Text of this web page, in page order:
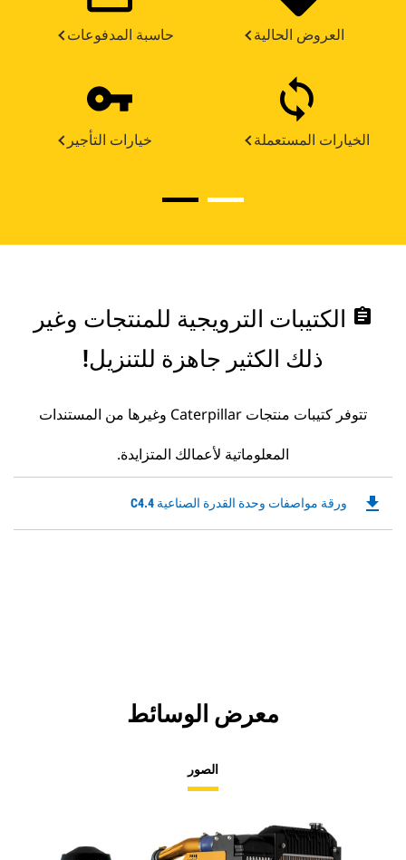
حاسبة المدفوعات العروض الحالية
خيارات التأجير الخيارات المستعملة
assignment الكتيبات الترويجية للمنتجات وغير
ذلك الكثير جاهزة للتنزيل!
تتوفر كتيبات منتجات Caterpillar وغيرها من المستندات
المعلوماتية لأعمالك المتزايدة.
ورقة مواصفات وحدة القدرة الصناعية C4.4Downloadable
file_download
معرض الوسائط
الصور